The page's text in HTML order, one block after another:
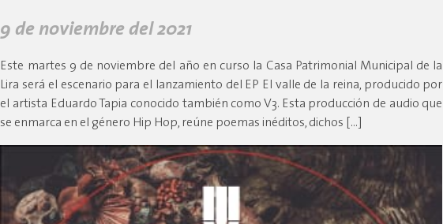
9 de noviembre del 2021
Este martes 9 de noviembre del año en curso la Casa Patrimonial Municipal de la
Lira será el escenario para el lanzamiento del EP El valle de la reina, producido por
el artista Eduardo Tapia conocido también como V3. Esta producción de audio que
se enmarca en el género Hip Hop, reúne poemas inéditos, dichos […]